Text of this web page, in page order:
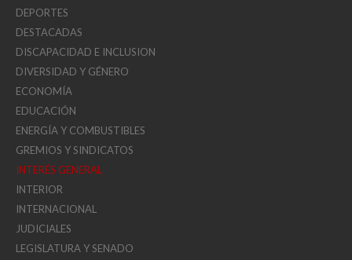
DEPORTES
DESTACADAS
DISCAPACIDAD E INCLUSION
DIVERSIDAD Y GÉNERO
ECONOMÍA
EDUCACIÓN
ENERGÍA Y COMBUSTIBLES
GREMIOS Y SINDICATOS
INTERÉS GENERAL
INTERIOR
INTERNACIONAL
JUDICIALES
LEGISLATURA Y SENADO